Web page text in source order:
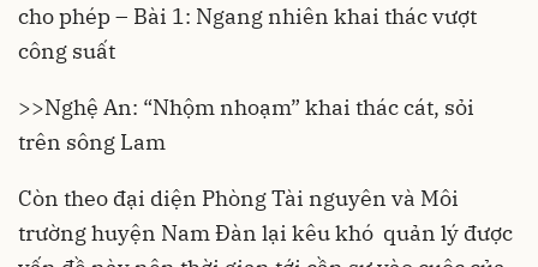
cho phép – Bài 1: Ngang nhiên khai thác vượt
công suất
>>Nghệ An: “Nhộm nhoạm” khai thác cát, sỏi
trên sông Lam
Còn theo đại diện Phòng Tài nguyên và Môi
trường huyện Nam Đàn lại kêu khó quản lý được